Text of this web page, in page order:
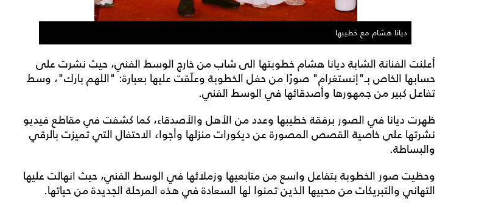
ديانا هشام مع خطيبها
أعلنت الفنانة الشابة ديانا هشام خطوبتها الى شاب من خارج الوسط الفني، حيث نشرت على
حسابها الخاص بـ"إنستغرام" صورًا من حفل الخطوبة وعلّقت عليها بعبارة: "اللهم بارك"، وسط
تفاعل كبير من جمهورها وأصدقائها في الوسط الفني.
ظهرت ديانا في الصور برفقة خطيبها وعدد من الأهل والأصدقاء، كما كشفت في مقاطع فيديو
نشرتها على خاصية القصص المصورة عن ديكورات منزلها وأجواء الاحتفال التي تميزت بالرقي
والبساطة.
وحظيت صور الخطوبة بتفاعل واسع من متابعيها وزملائها في الوسط الفني، حيث انهالت عليها
التهاني والتبريكات من محبيها الذين تمنوا لها السعادة في هذه المرحلة الجديدة من حياتها.